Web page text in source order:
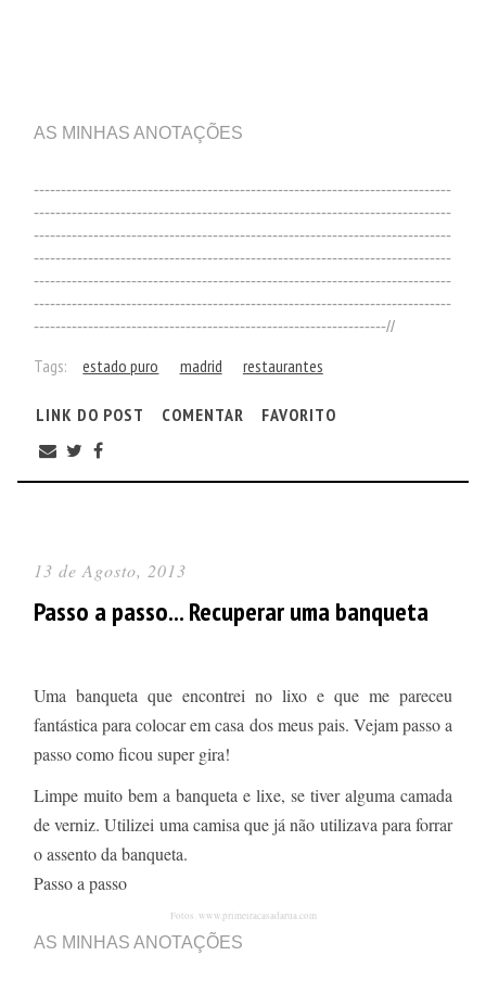
AS MINHAS ANOTAÇÕES
-----------------------------------------------------------------------------
-----------------------------------------------------------------------------
-----------------------------------------------------------------------------
-----------------------------------------------------------------------------
-----------------------------------------------------------------------------
-----------------------------------------------------------------------------
-----------------------------------------------------------------//
Tags: estado puro madrid restaurantes
LINK DO POST COMENTAR FAVORITO
13 de Agosto, 2013
Passo a passo... Recuperar uma banqueta
Uma banqueta que encontrei no lixo e que me pareceu
fantástica para colocar em casa dos meus pais. Vejam passo a
passo como ficou super gira!
Limpe muito bem a banqueta e lixe, se tiver alguma camada
de verniz. Utilizei uma camisa que já não utilizava para forrar
o assento da banqueta.
Passo a passo
Fotos. www.primeiracasadarua.com
AS MINHAS ANOTAÇÕES